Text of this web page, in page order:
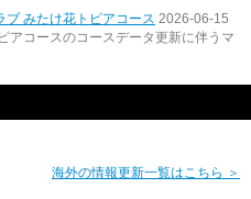
ブ みたけ花トピアコース 2026-06-15
アコースのコースデータ更新に伴うマ
海外の情報更新一覧はこちら ＞